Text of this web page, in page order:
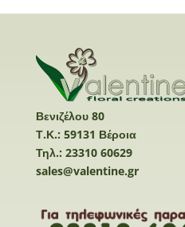
Βενιζέλου 80
Τ.Κ.: 59131 Βέροια
Τηλ.: 23310 60629
sales@valentine.gr